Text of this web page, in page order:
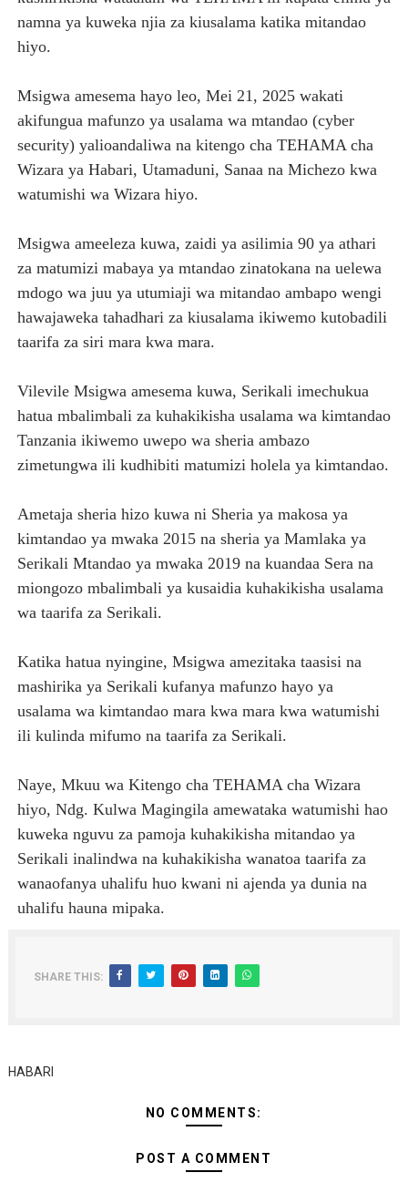
KIELELEZO KIPYA CHA VIWANGO VYA FAIDA VYA
MTENDAJI MKUU WMA AHAMASISHA WANANCHI
namna ya kuweka njia za kiusalama katika mitandao
hiyo.
Msigwa amesema hayo leo, Mei 21, 2025 wakati
akifungua mafunzo ya usalama wa mtandao (cyber
security) yalioandaliwa na kitengo cha TEHAMA cha
Wizara ya Habari, Utamaduni, Sanaa na Michezo kwa
watumishi wa Wizara hiyo.
Msigwa ameeleza kuwa, zaidi ya asilimia 90 ya athari
za matumizi mabaya ya mtandao zinatokana na uelewa
mdogo wa juu ya utumiaji wa mitandao ambapo wengi
hawajaweka tahadhari za kiusalama ikiwemo kutobadili
taarifa za siri mara kwa mara.
Vilevile Msigwa amesema kuwa, Serikali imechukua
hatua mbalimbali za kuhakikisha usalama wa kimtandao
Tanzania ikiwemo uwepo wa sheria ambazo
zimetungwa ili kudhibiti matumizi holela ya kimtandao.
Ametaja sheria hizo kuwa ni Sheria ya makosa ya
kimtandao ya mwaka 2015 na sheria ya Mamlaka ya
Serikali Mtandao ya mwaka 2019 na kuandaa Sera na
miongozo mbalimbali ya kusaidia kuhakikisha usalama
wa taarifa za Serikali.
Katika hatua nyingine, Msigwa amezitaka taasisi na
mashirika ya Serikali kufanya mafunzo hayo ya
usalama wa kimtandao mara kwa mara kwa watumishi
ili kulinda mifumo na taarifa za Serikali.
Naye, Mkuu wa Kitengo cha TEHAMA cha Wizara
hiyo, Ndg. Kulwa Magingila amewataka watumishi hao
kuweka nguvu za pamoja kuhakikisha mitandao ya
Serikali inalindwa na kuhakikisha wanatoa taarifa za
wanaofanya uhalifu huo kwani ni ajenda ya dunia na
uhalifu hauna mipaka.
SHARE THIS:
HABARI
NO COMMENTS:
POST A COMMENT